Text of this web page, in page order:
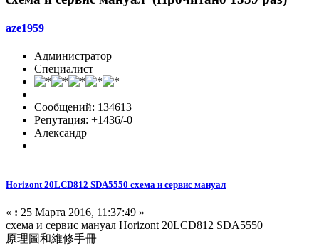
aze1959
Администратор
Специалист
Сообщений: 134613
Репутация: +1436/-0
Александр
Horizont 20LCD812 SDA5550 схема и сервис мануал
« : 25 Марта 2016, 11:37:49 »
схема и сервис мануал Horizont 20LCD812 SDA5550
原理圖和維修手冊